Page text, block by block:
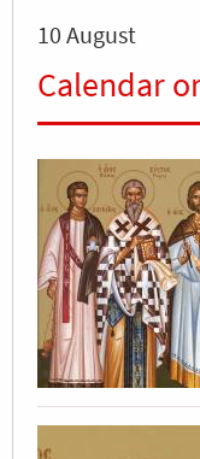
10 August
Calendar